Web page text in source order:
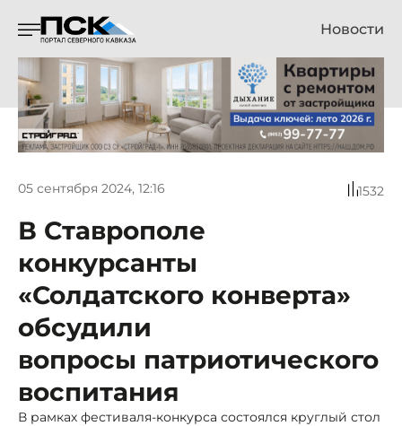
Новости
05 сентября 2024, 12:16 1532
В Ставрополе
конкурсанты
«Солдатского конверта»
обсудили
вопросы патриотического
воспитания
В рамках фестиваля-конкурса состоялся круглый стол